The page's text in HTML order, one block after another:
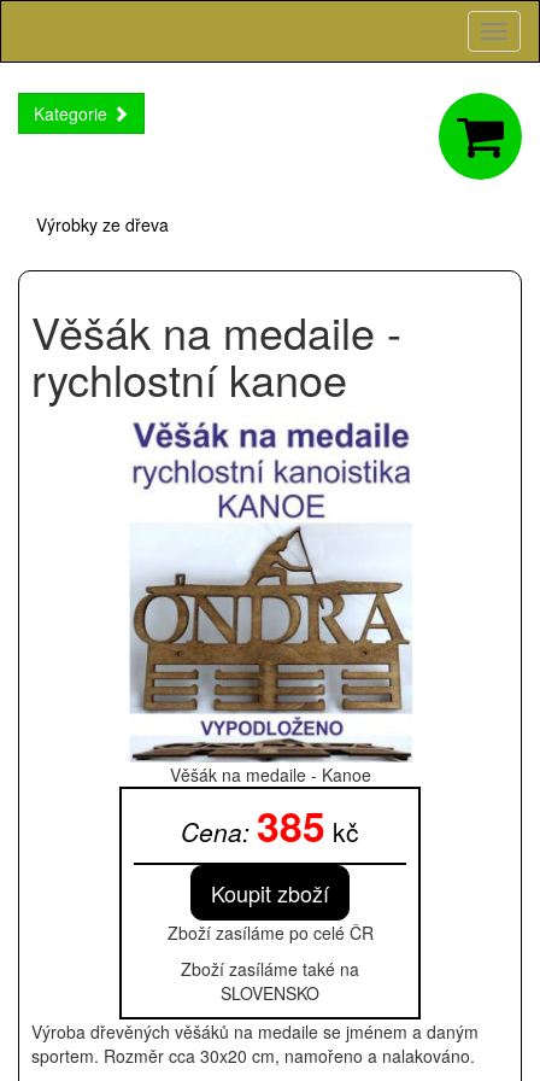
Kategorie
Výrobky ze dřeva
Věšák na medaile -
rychlostní kanoe
Věšák na medaile - Kanoe
Cena: 385 kč
Zboží zasíláme po celé ČR
Zboží zasíláme také na
SLOVENSKO
Výroba dřevěných věšáků na medaile se jménem a daným
sportem. Rozměr cca 30x20 cm, namořeno a nalakováno.